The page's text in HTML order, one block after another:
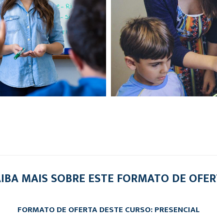
MAIS SOBRE ESTE FORMATO DE
FORMATO DE OFERTA DESTE CURSO: PRESENCIAL